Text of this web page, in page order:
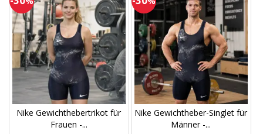
Nike Gewichthebertrikot für
Frauen -...
Nike Gewichtheber-Singlet für
Männer -...